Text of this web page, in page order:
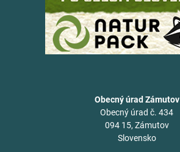
Obecný úrad Zámutov
Obecný úrad č. 434
094 15, Zámutov
Slovensko